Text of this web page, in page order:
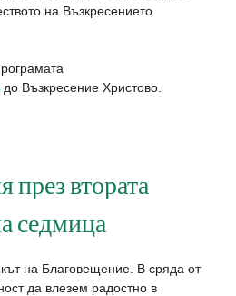
на Възкресението
до Възкресение Христово.
през втората
седмица
на Благовещение. В сряда от
да влезем радостно в